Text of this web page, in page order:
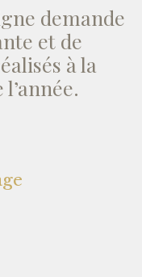
demande
et de
à la